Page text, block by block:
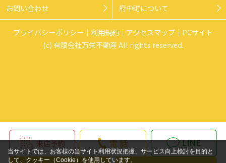
お問い合わせ 府中町について
プライバシーポリシー 利用規約 アクセスマップ
PCサイト
(c) 有限会社万栄不動産 All rights reserved.
当サイトでは、お客様の当サイト利用状況把握、サービス向上検討を目的と
して、クッキー（Cookie）を使用しています。